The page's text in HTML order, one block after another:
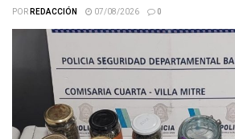
PORREDACCIÓN 07/08/2026 0